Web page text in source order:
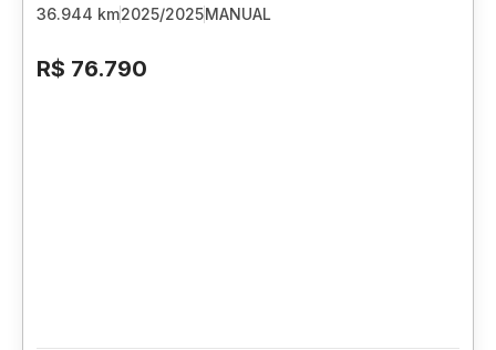
36.944 km2025/2025MANUAL
R$ 76.790